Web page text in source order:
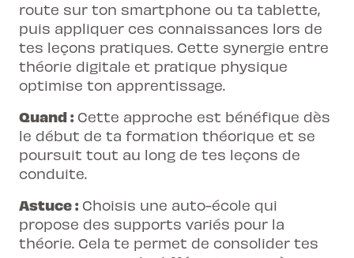
route sur ton smartphone ou ta tablette,
puis appliquer ces connaissances lors de
tes leçons pratiques. Cette synergie entre
théorie digitale et pratique physique
optimise ton apprentissage.
Quand : Cette approche est bénéfique dès
le début de ta formation théorique et se
poursuit tout au long de tes leçons de
conduite.
Astuce : Choisis une auto-école qui
propose des supports variés pour la
théorie. Cela te permet de consolider tes